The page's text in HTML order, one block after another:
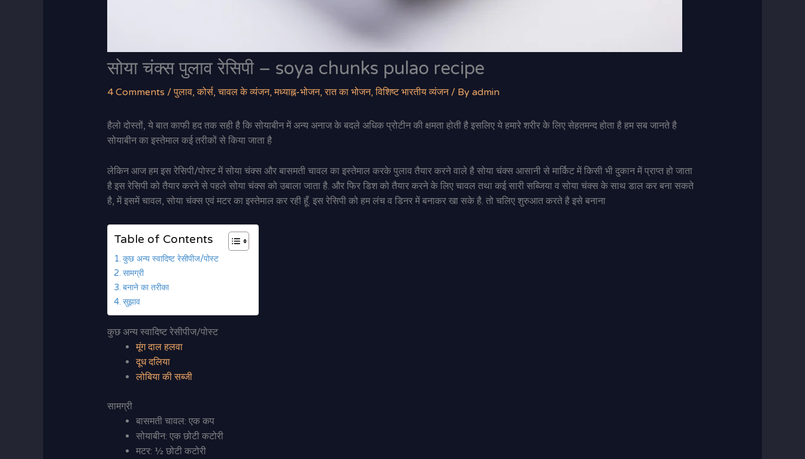
सोया चंक्स पुलाव रेसिपी – soya chunks pulao recipe
4 Comments /पुलाव,कोर्स,चावल के व्यंजन,मध्याह्न-भोजन,रात का भोजन,विशिष्ट भारतीय व्यंजन/ By admin
हैलो दोस्तों, ये बात काफी हद तक सही है कि सोयाबीन में अन्य अनाज के बदले अधिक प्रोटीन की क्षमता होती है इसलिए ये हमारे शरीर के लिए सेहतमन्द होता है हम सब जानते है
सोयाबीन का इस्तेमाल कई तरीकों से किया जाता है
लेकिन आज हम इस रेसिपी/पोस्ट में सोया चंक्स और बासमती चावल का इस्तेमाल करके पुलाव तैयार करने वाले है सोया चंक्स आसानी से मार्किट में किसी भी दुकान में प्राप्त हो जाता
है इस रेसिपी को तैयार करने से पहले सोया चंक्स को उबाला जाता है. और फिर डिश को तैयार करने के लिए चावल तथा कई सारी सब्जिया व सोया चंक्स के साथ डाल कर बना सकते
है, में इसमें चावल, सोया चंक्स एवं मटर का इस्तेमाल कर रही हूँ. इस रेसिपी को हम लंच व डिनर में बनाकर खा सके है. तो चलिए शुरुआत करते है इसे बनाना
Table of Contents
कुछ अन्य स्वादिष्ट रेसीपीज/पोस्ट
सामग्री
बनाने का तरीका
सुझाव
कुछ अन्य स्वादिष्ट रेसीपीज/पोस्ट
मूंग दाल हलवा
दूध दलिया
लोबिया की सब्जी
सामग्री
बासमती चावल: एक कप
सोयाबीन: एक छोटी कटोरी
मटर: ½ छोटी कटोरी